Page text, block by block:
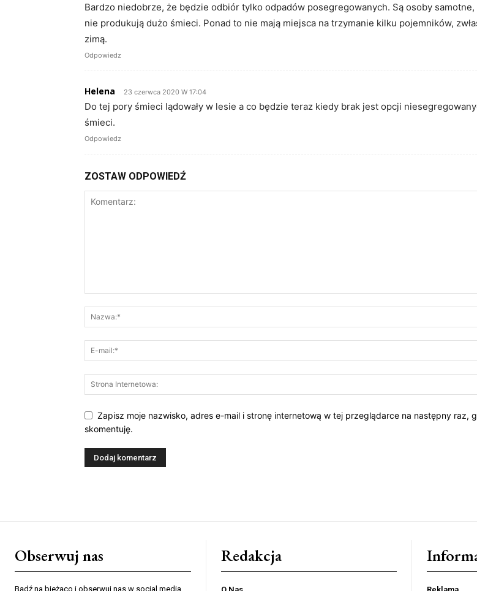
Bardzo niedobrze, że będzie odbiór tylko odpadów posegregowanych. Są osoby samotne,
nie produkują dużo śmieci. Ponad to nie mają miejsca na trzymanie kilku pojemników,
zimą.
Odpowiedz
Helena 23 czerwca 2020 W 17:04
Do tej pory śmieci lądowały w lesie a co będzie teraz kiedy brak jest opcji
śmieci.
Odpowiedz
ZOSTAW ODPOWIEDŹ
Zapisz moje nazwisko, adres e-mail i stronę internetową w tej przeglądarce na następny raz,
skomentuję.
Obserwuj nas
Bądź na bieżąco i obserwuj nas w social media
Redakcja